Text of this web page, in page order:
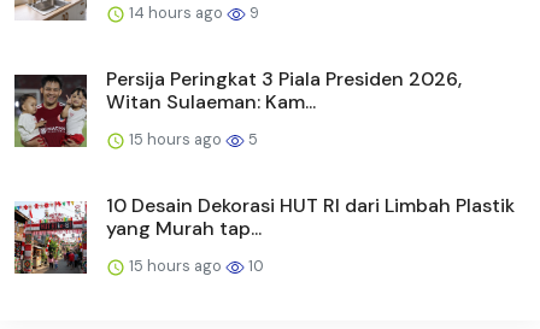
14 hours ago 9
Persija Peringkat 3 Piala Presiden 2026,
Witan Sulaeman: Kam...
15 hours ago 5
10 Desain Dekorasi HUT RI dari Limbah Plastik
yang Murah tap...
15 hours ago 10